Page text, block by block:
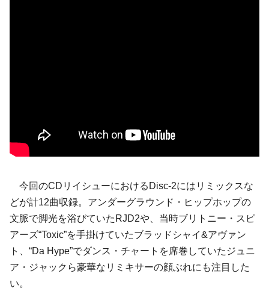
今回のCDリイシューにおけるDisc-2にはリミックスな
どが計12曲収録。アンダーグラウンド・ヒップホップの
文脈で脚光を浴びていたRJD2や、当時ブリトニー・スピ
アーズ“Toxic”を手掛けていたブラッドシャイ&アヴァン
ト、“Da Hype”でダンス・チャートを席巻していたジュニ
ア・ジャックら豪華なリミキサーの顔ぶれにも注目した
い。